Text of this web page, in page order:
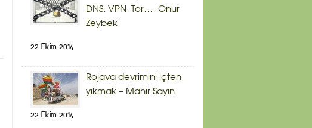
DNS, VPN, Tor…- Onur
Zeybek
22 Ekim 2014
Rojava devrimini içten
yıkmak – Mahir Sayın
22 Ekim 2014